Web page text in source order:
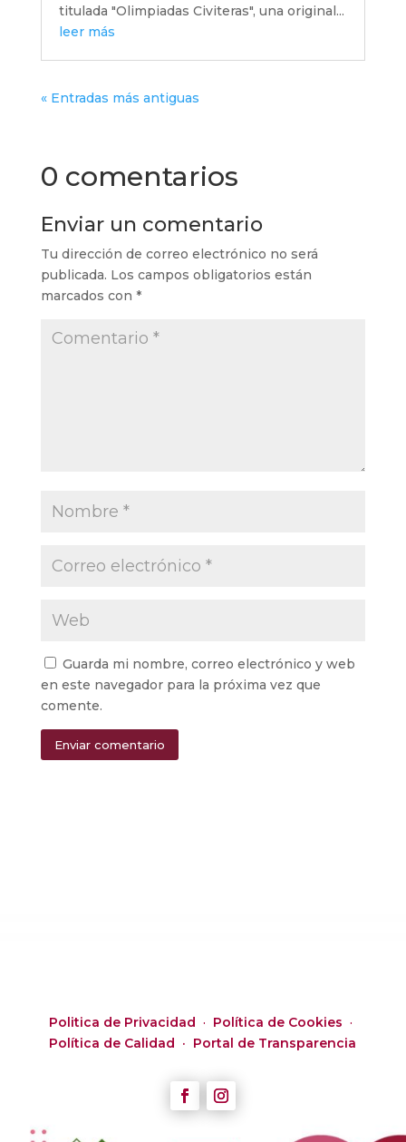
titulada "Olimpiadas Civiteras", una original...
leer más
« Entradas más antiguas
0 comentarios
Enviar un comentario
Tu dirección de correo electrónico no será
publicada. Los campos obligatorios están
marcados con *
Guarda mi nombre, correo electrónico y web
en este navegador para la próxima vez que
comente.
Enviar comentario
Politica de Privacidad · Política de Cookies ·
Política de Calidad · Portal de Transparencia